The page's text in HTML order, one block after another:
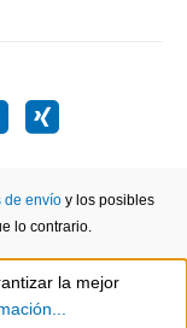
de envío y los posibles
lo contrario.
la mejor